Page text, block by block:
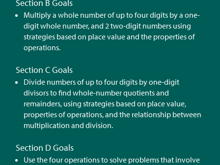
Section B Goals
Multiply a whole number of up to four digits by a one-
digit whole number, and 2 two-digit numbers using
strategies based on place value and the properties of
operations.
Section C Goals
Divide numbers of up to four digits by one-digit
divisors to find whole-number quotients and
remainders, using strategies based on place value,
properties of operations, and the relationship between
multiplication and division.
Section D Goals
Use the four operations to solve problems that involve